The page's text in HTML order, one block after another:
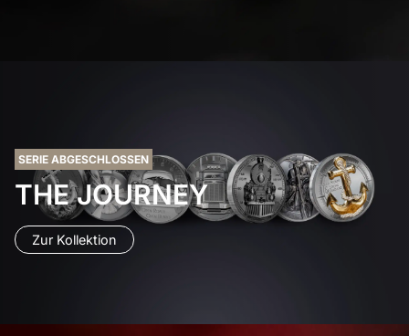
SERIE ABGESCHLOSSEN
THE JOURNEY
Zur Kollektion